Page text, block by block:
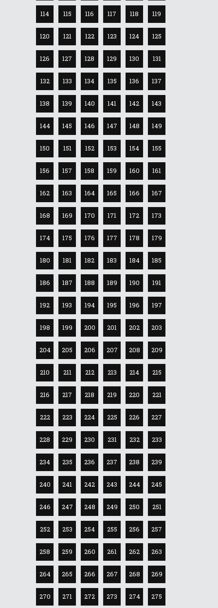
114 115 116 117 118 119
120 121 122 123 124 125
126 127 128 129 130 131
132 133 134 135 136 137
138 139 140 141 142 143
144 145 146 147 148 149
150 151 152 153 154 155
156 157 158 159 160 161
162 163 164 165 166 167
168 169 170 171 172 173
174 175 176 177 178 179
180 181 182 183 184 185
186 187 188 189 190 191
192 193 194 195 196 197
198 199 200 201 202 203
204 205 206 207 208 209
210 211 212 213 214 215
216 217 218 219 220 221
222 223 224 225 226 227
228 229 230 231 232 233
234 235 236 237 238 239
240 241 242 243 244 245
246 247 248 249 250 251
252 253 254 255 256 257
258 259 260 261 262 263
264 265 266 267 268 269
270 271 272 273 274 275